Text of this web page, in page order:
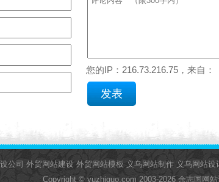
您的IP：216.73.216.75，来自：
公司 外贸网站建设 外贸网站模板 义乌网站制作 义乌网站设
Copyright © yuzhiguo.com 2003-2026 余志国网